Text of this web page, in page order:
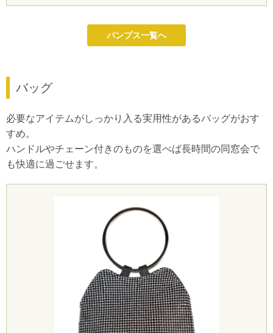
パンプス一覧へ
バッグ
必要なアイテムがしっかり入る実用性があるバッグがおす
すめ。
ハンドルやチェーン付きのものを選べば長時間の同窓会で
も快適に過ごせます。